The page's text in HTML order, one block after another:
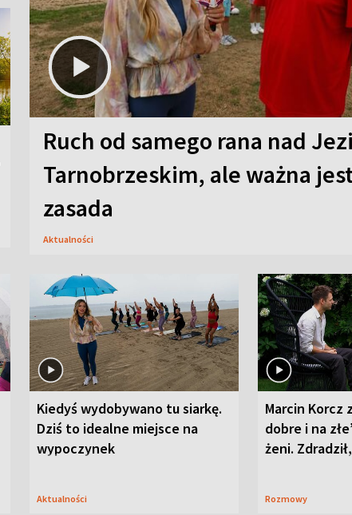
Ruch od samego rana nad
Tarnobrzeskim, ale ważna
zasada
Aktualności
Kiedyś wydobywano tu siarkę.
Dziś to idealne miejsce na
wypoczynek
Aktualności
Marcin Korcz
dobre i na
żeni.
Rozmowy